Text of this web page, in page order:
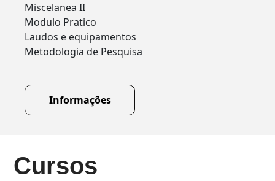
Miscelanea II
Modulo Pratico
Laudos e equipamentos
Metodologia de Pesquisa
Informações
Cursos